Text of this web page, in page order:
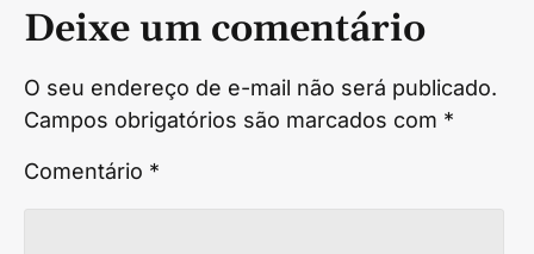
Deixe um comentário
O seu endereço de e-mail não será publicado.
Campos obrigatórios são marcados com *
Comentário *